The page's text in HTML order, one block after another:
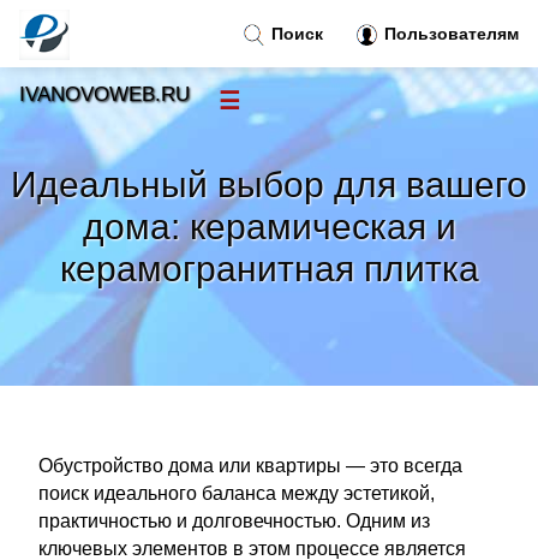
Идеальный выбор для вашего
дома: керамическая и
керамогранитная плитка
Обустройство дома или квартиры — это всегда
поиск идеального баланса между эстетикой,
практичностью и долговечностью. Одним из
ключевых элементов в этом процессе является
Поиск Пользователям
IVANOVOWEB.RU ☰
Новости
Тренды новостей»
Рубрики»
Правила »